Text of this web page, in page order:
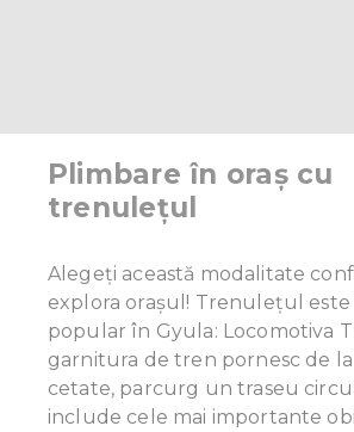
Plimbare în oraș cu
trenulețul
Alegeți această modalitate
explora orașul! Trenulețul
popular în Gyula: Locomotiva
garnitura de tren pornesc de
cetate, parcurg un traseu
include cele mai importante